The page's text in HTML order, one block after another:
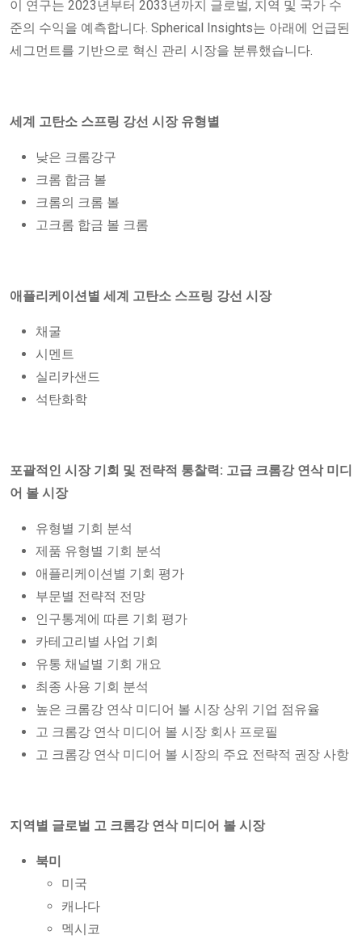
이 연구는 2023년부터 2033년까지 글로벌, 지역 및 국가 수
준의 수익을 예측합니다. Spherical Insights는 아래에 언급된
세그먼트를 기반으로 혁신 관리 시장을 분류했습니다.
세계 고탄소 스프링 강선 시장 유형별
낮은 크롬강구
크롬 합금 볼
크롬의 크롬 볼
고크롬 합금 볼 크롬
애플리케이션별 세계 고탄소 스프링 강선 시장
채굴
시멘트
실리카샌드
석탄화학
포괄적인 시장 기회 및 전략적 통찰력: 고급 크롬강 연삭 미디
어 볼 시장
유형별 기회 분석
제품 유형별 기회 분석
애플리케이션별 기회 평가
부문별 전략적 전망
인구통계에 따른 기회 평가
카테고리별 사업 기회
유통 채널별 기회 개요
최종 사용 기회 분석
높은 크롬강 연삭 미디어 볼 시장 상위 기업 점유율
고 크롬강 연삭 미디어 볼 시장 회사 프로필
고 크롬강 연삭 미디어 볼 시장의 주요 전략적 권장 사항
지역별 글로벌 고 크롬강 연삭 미디어 볼 시장
북미
미국
캐나다
멕시코